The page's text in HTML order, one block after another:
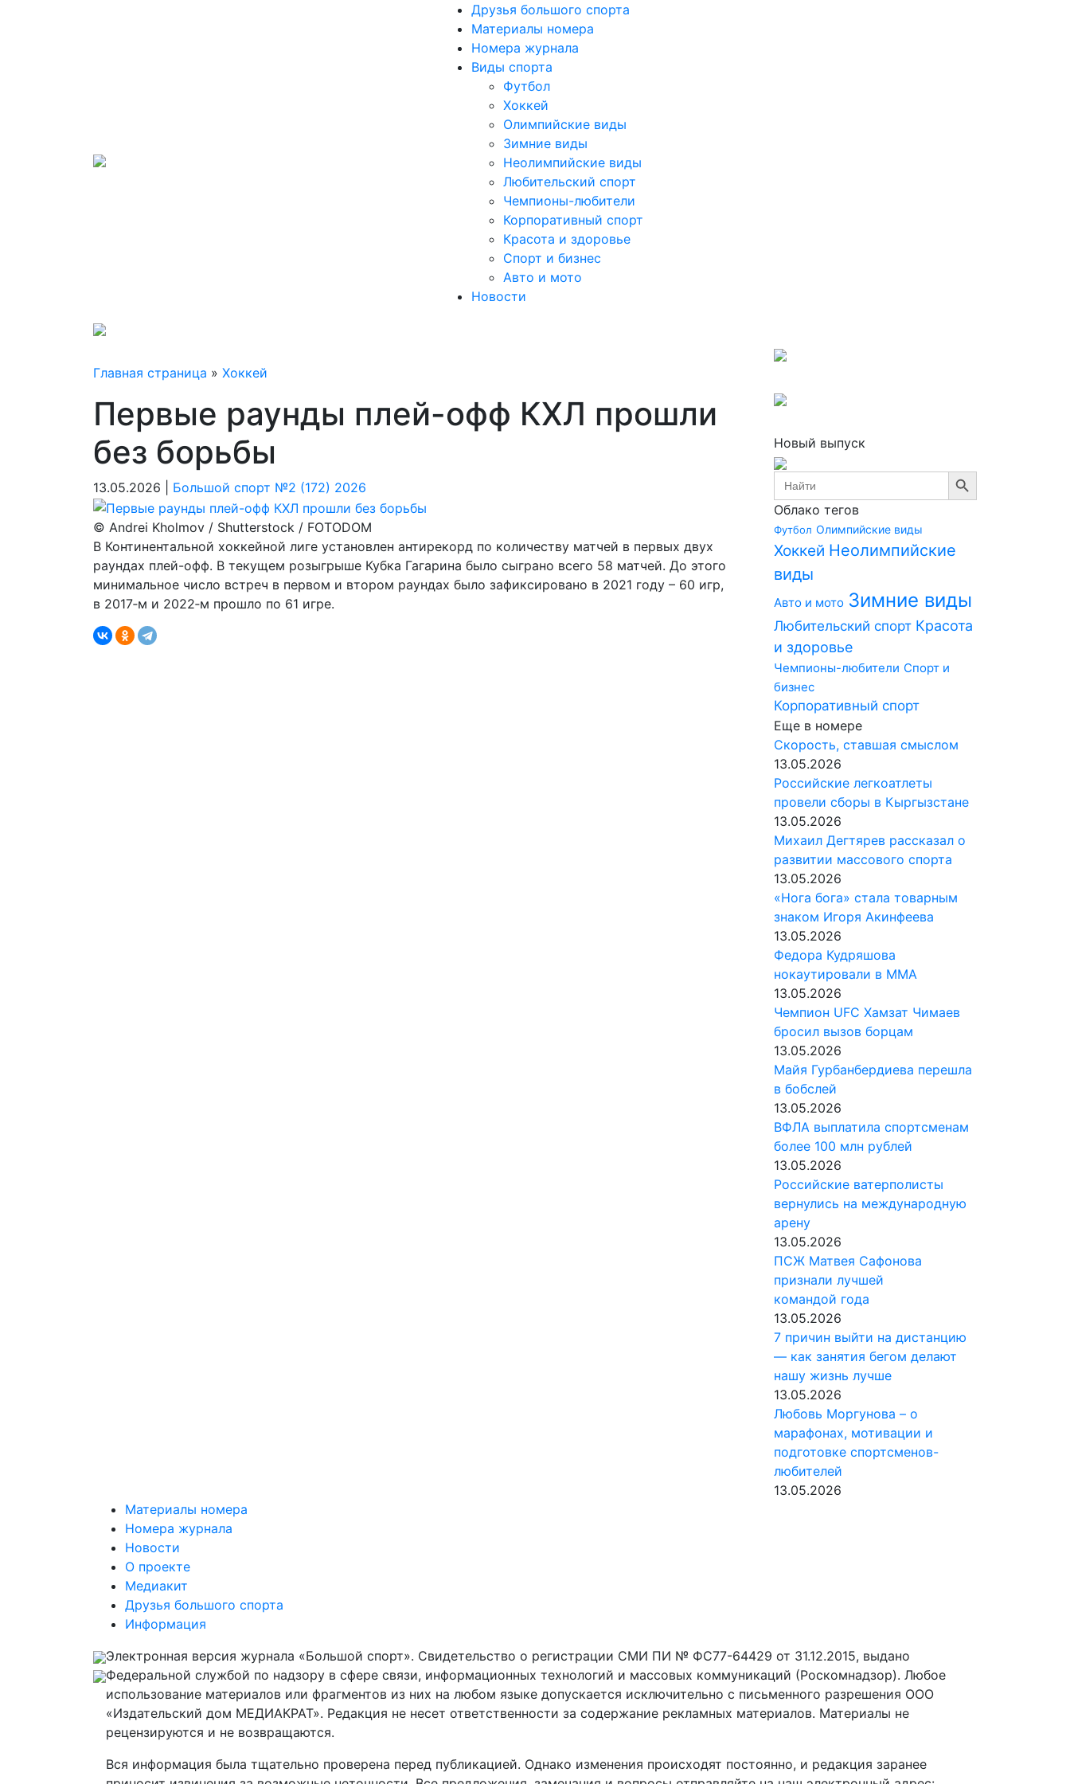
Друзья большого спорта
Материалы номера
Номера журнала
Виды спорта
Футбол
Хоккей
Олимпийские виды
Зимние виды
Неолимпийские виды
Любительский спорт
Чемпионы-любители
Корпоративный спорт
Красота и здоровье
Спорт и бизнес
Авто и мото
Новости
Главная страница » Хоккей
Первые раунды плей-офф КХЛ прошли
без борьбы
13.05.2026 | Большой спорт №2 (172) 2026
© Andrei Kholmov / Shutterstock / FOTODOM
В Континентальной хоккейной лиге установлен антирекорд по количеству матчей в первых двух
раундах плей-офф. В текущем розыгрыше Кубка Гагарина было сыграно всего 58 матчей. До этого
минимальное число встреч в первом и втором раундах было зафиксировано в 2021 году – 60 игр,
в 2017‑м и 2022‑м прошло по 61 игре.
Новый выпуск
Search
for:
Search Button
Облако тегов
Футбол Олимпийские виды
Хоккей Неолимпийские
виды
Авто и мото Зимние виды
Любительский спорт Красота
и здоровье
Чемпионы-любители Спорт и
бизнес
Корпоративный спорт
Еще в номере
Скорость, ставшая смыслом
13.05.2026
Российские легкоатлеты
провели сборы в Кыргызстане
13.05.2026
Михаил Дегтярев рассказал о
развитии массового спорта
13.05.2026
«Нога бога» стала товарным
знаком Игоря Акинфеева
13.05.2026
Федора Кудряшова
нокаутировали в ММА
13.05.2026
Чемпион UFC Хамзат Чимаев
бросил вызов борцам
13.05.2026
Майя Гурбанбердиева перешла
в бобслей
13.05.2026
ВФЛА выплатила спортсменам
более 100 млн рублей
13.05.2026
Российские ватерполисты
вернулись на международную
арену
13.05.2026
ПСЖ Матвея Сафонова
признали лучшей
командой года
13.05.2026
7 причин выйти на дистанцию
— как занятия бегом делают
нашу жизнь лучше
13.05.2026
Любовь Моргунова – о
марафонах, мотивации и
подготовке спортсменов-
любителей
13.05.2026
Материалы номера
Номера журнала
Новости
О проекте
Медиакит
Друзья большого спорта
Информация
Электронная версия журнала «Большой спорт». Свидетельство о регистрации СМИ ПИ № ФС77-64429 от 31.12.2015, выдано
Федеральной службой по надзору в сфере связи, информационных технологий и массовых коммуникаций (Роскомнадзор). Любое
использование материалов или фрагментов из них на любом языке допускается исключительно с письменного разрешения ООО
«Издательский дом МЕДИАКРАТ». Редакция не несет ответственности за содержание рекламных материалов. Материалы не
рецензируются и не возвращаются.
Вся информация была тщательно проверена перед публикацией. Однако изменения происходят постоянно, и редакция заранее